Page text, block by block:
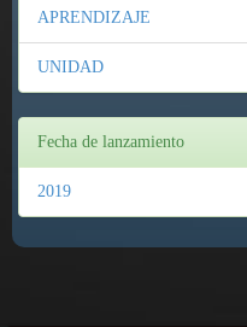
APRENDIZAJE
UNIDAD
Fecha de lanzamiento
2019